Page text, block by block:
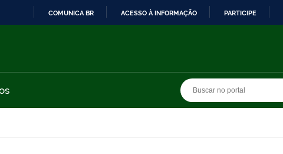
COMUNICA BR ACESSO À INFORMAÇÃO PARTICIPE